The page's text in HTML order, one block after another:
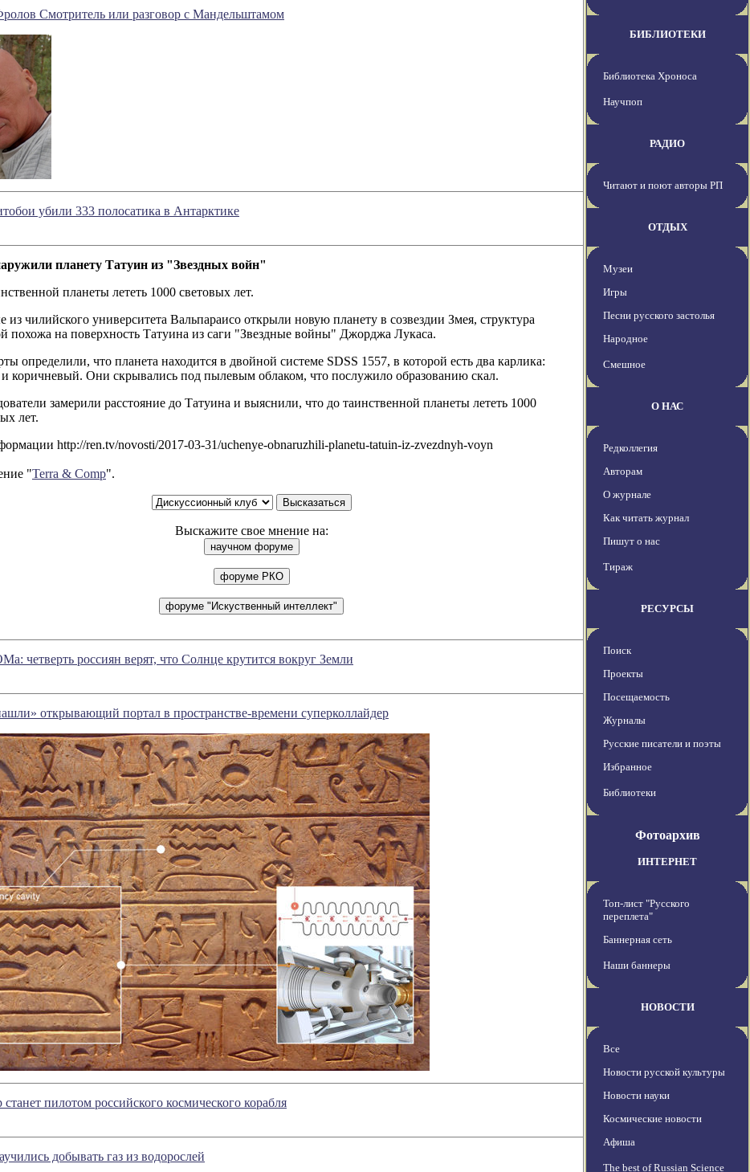
Смотритель или разговор с Мандельштамом
убили 333 полосатика в Антарктике
планету Татуин из "Звездных войн"
планеты лететь 1000 световых лет.
из чилийского университета Вальпараисо открыли новую планету в созвездии Змея, структура
похожа на поверхность Татуина из саги "Звездные войны" Джорджа Лукаса.
определили, что планета находится в двойной системе SDSS 1557, в которой есть два карлика:
коричневый. Они скрывались под пылевым облаком, что послужило образованию скал.
замерили расстояние до Татуина и выяснили, что до таинственной планеты лететь 1000
лет.
http://ren.tv/novosti/2017-03-31/uchenye-obnaruzhili-planetu-tatuin-iz-zvezdnyh-voyn
"Terra & Comp".
Выскажите свое мнение на:
четверть россиян верят, что Солнце крутится вокруг Земли
открывающий портал в пространстве-времени суперколлайдер
пилотом российского космического корабля
добывать газ из водорослей
БИБЛИОТЕКИ
Библиотека Хроноса
Научпоп
РАДИО
Читают и поют авторы РП
ОТДЫХ
Музеи
Игры
Песни русского застолья
Народное
Смешное
О НАС
Редколлегия
Авторам
О журнале
Как читать журнал
Пишут о нас
Тираж
РЕСУРСЫ
Поиск
Проекты
Посещаемость
Журналы
Русские писатели и поэты
Избранное
Библиотеки
Фотоархив
ИНТЕРНЕТ
Топ-лист "Русского
переплета"
Баннерная сеть
Наши баннеры
НОВОСТИ
Все
Новости русской культуры
Новости науки
Космические новости
Афиша
The best of Russian Science